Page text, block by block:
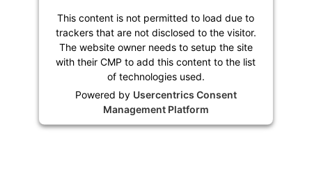
This content is not permitted to load due to
trackers that are not disclosed to the visitor.
The website owner needs to setup the site
with their CMP to add this content to the list
of technologies used.
Powered by Usercentrics Consent
Management Platform